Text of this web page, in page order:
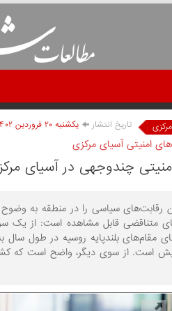
تاریخ انتشار يکشنبه ۲۰ فروردين ۱۴۰۲ ساعت ۱۰:۳۸
امنیتی آسیای مرکزی
چندوجهی در آسیای
رقابت‌های سیاسی را در منطقه به
متناقضی قابل مشاهده است: از یک
مقام‌های بلندپایه روسیه در طول
است. از سوی دیگر، واضح است که